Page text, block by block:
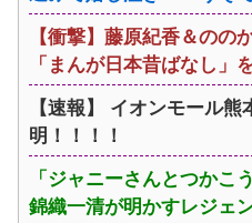
【衝撃】藤原紀香＆のの
「まんが日本昔ばなし」
【速報】 イオンモール熊
明！！！！
「ジャニーさんとつかこ
錦織一清が明かすレジェ